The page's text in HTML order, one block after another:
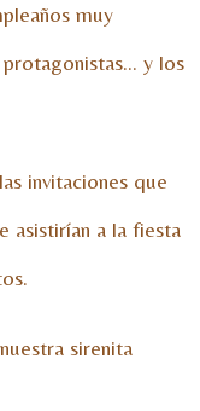
muy
y los
invitaciones que
asistirían a la fiesta
sirenita